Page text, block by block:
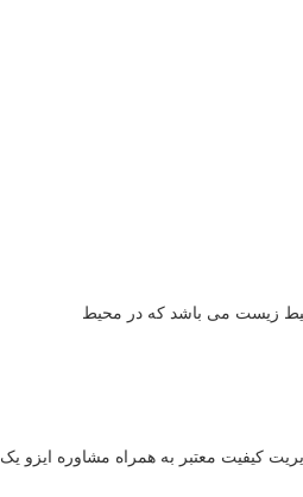
کیفیت معتبر به همراه مشاوره ایزو یک